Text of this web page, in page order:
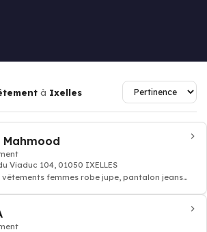
à Ixelles
Mahmood
Viaduc 104, 01050 IXELLES
vêtements femmes robe jupe, pantalon jeans